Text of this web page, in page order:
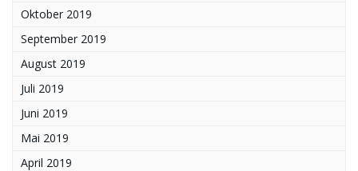
Oktober 2019
September 2019
August 2019
Juli 2019
Juni 2019
Mai 2019
April 2019